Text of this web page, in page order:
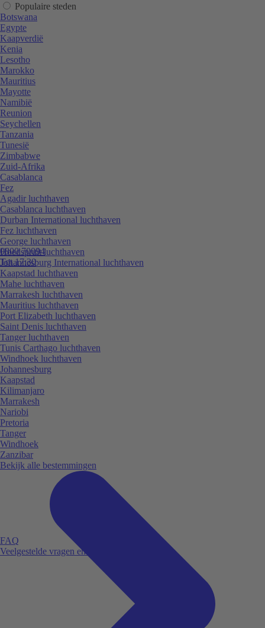
0800 70094
Tot 17:30
FAQ
Veelgestelde vragen en antwoorden.
Populaire steden
Botswana
Egypte
Kaapverdië
Kenia
Lesotho
Marokko
Mauritius
Mayotte
Namibië
Reunion
Seychellen
Tanzania
Tunesië
Zimbabwe
Zuid-Afrika
Casablanca
Fez
Agadir luchthaven
Casablanca luchthaven
Durban International luchthaven
Fez luchthaven
George luchthaven
Hoedspruit luchthaven
Johannesburg International luchthaven
Kaapstad luchthaven
Mahe luchthaven
Marrakesh luchthaven
Mauritius luchthaven
Port Elizabeth luchthaven
Saint Denis luchthaven
Tanger luchthaven
Tunis Carthago luchthaven
Windhoek luchthaven
Johannesburg
Kaapstad
Kilimanjaro
Marrakesh
Nariobi
Pretoria
Tanger
Windhoek
Zanzibar
Bekijk alle bestemmingen